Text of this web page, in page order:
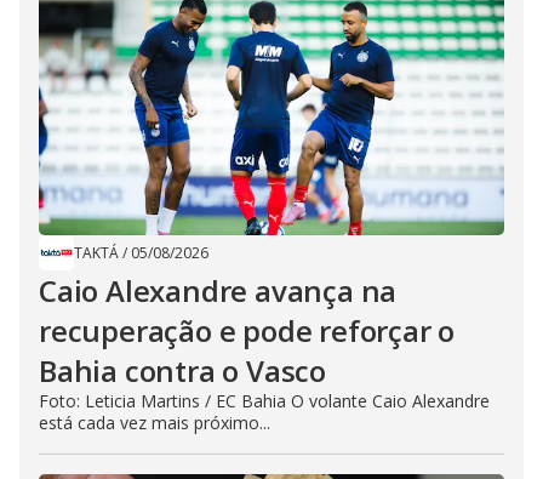
TAKTÁ/ 05/08/2026
Caio Alexandre avança na
recuperação e pode reforçar o
Bahia contra o Vasco
Foto: Leticia Martins / EC Bahia O volante Caio Alexandre
está cada vez mais próximo...